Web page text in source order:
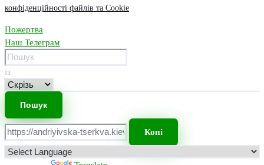
конфіденційності файлів та Cookie
Пожертва
Наш Телеграм
із
Копі